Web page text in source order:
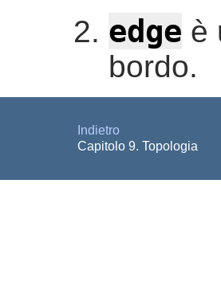
edge è
bordo.
Indietro
Capitolo 9. Topologia